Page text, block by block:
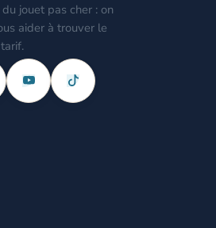
jouet pas cher : on
aider à trouver le